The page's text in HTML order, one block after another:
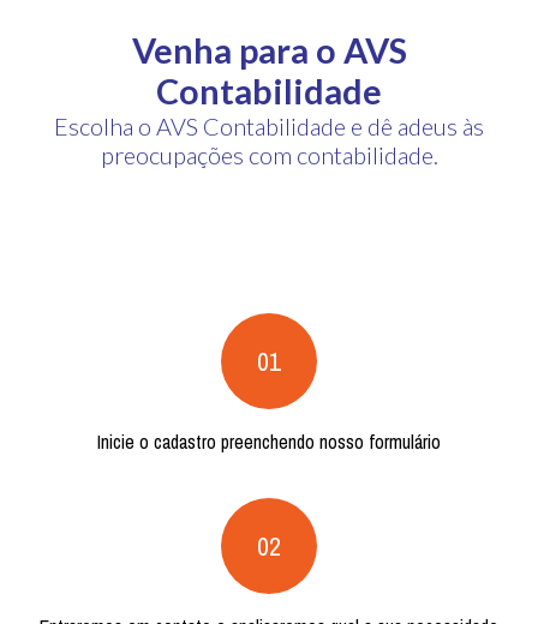
Venha para o AVS
Contabilidade
Escolha o AVS Contabilidade e dê adeus às
preocupações com contabilidade.
01
Inicie o cadastro preenchendo nosso formulário
02